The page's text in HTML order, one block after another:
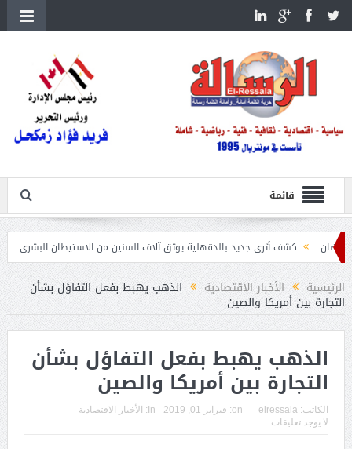
قائمة
كشف أثرى جديد بالدقهلية يوثق آلاف السنين من الاستيطان البشرى اتحاد الكرة
الرئيسية الأخبار الاقتصادية الذهب يهبط بفعل التفاؤل بشأن
التجارة بين أمريكا والصين
الذهب يهبط بفعل التفاؤل بشأن
التجارة بين أمريكا والصين
الكاتب: elressala
on: فبراير 01, 2019 In: الأخبار الاقتصادية
لا يوجد تعليقات